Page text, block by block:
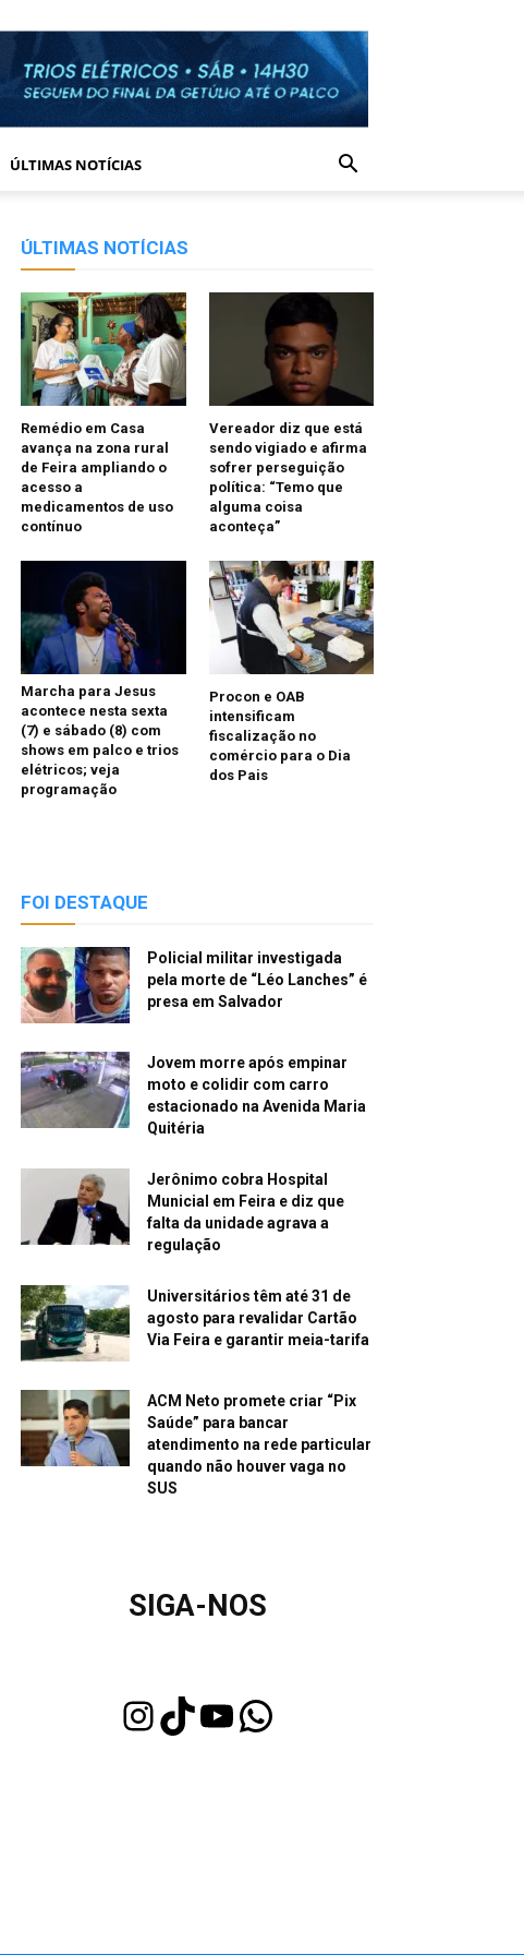
ÚLTIMAS NOTÍCIAS
ÚLTIMAS NOTÍCIAS
Remédio em Casa
avança na zona rural
de Feira ampliando o
acesso a
medicamentos de uso
contínuo
Vereador diz que está
sendo vigiado e afirma
sofrer perseguição
política: “Temo que
alguma coisa
aconteça”
Marcha para Jesus
acontece nesta sexta
(7) e sábado (8) com
shows em palco e trios
elétricos; veja
programação
Procon e OAB
intensificam
fiscalização no
comércio para o Dia
dos Pais
FOI DESTAQUE
Policial militar investigada
pela morte de “Léo Lanches” é
presa em Salvador
Jovem morre após empinar
moto e colidir com carro
estacionado na Avenida Maria
Quitéria
Jerônimo cobra Hospital
Municial em Feira e diz que
falta da unidade agrava a
regulação
Universitários têm até 31 de
agosto para revalidar Cartão
Via Feira e garantir meia-tarifa
ACM Neto promete criar “Pix
Saúde” para bancar
atendimento na rede particular
quando não houver vaga no
SUS
SIGA-NOS
InstagramTikTok Youtube WhatsApp